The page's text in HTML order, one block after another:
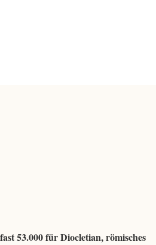
53.000 für Diocletian, römisches